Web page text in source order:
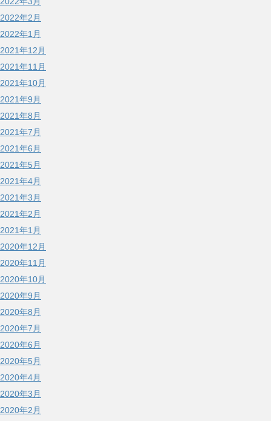
2022年2月
2022年1月
2021年12月
2021年11月
2021年10月
2021年9月
2021年8月
2021年7月
2021年6月
2021年5月
2021年4月
2021年3月
2021年2月
2021年1月
2020年12月
2020年11月
2020年10月
2020年9月
2020年8月
2020年7月
2020年6月
2020年5月
2020年4月
2020年3月
2020年2月